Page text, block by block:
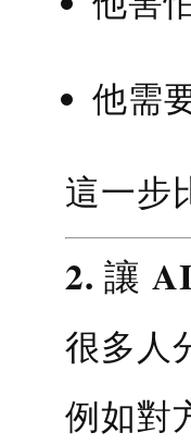
他需
這一步
2. 讓
很多人
例如對